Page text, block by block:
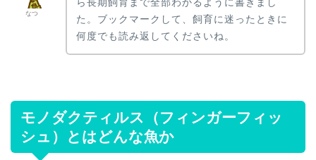
なつ
た。ブックマークして、飼育に迷ったときに
何度でも読み返してくださいね。
モノダクティルス（フィンガーフィッ
シュ）とはどんな魚か